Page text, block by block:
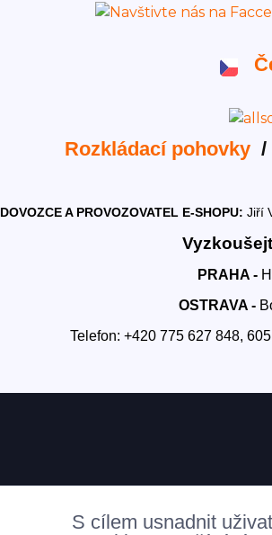
Rozkládací pohovky /
DOVOZCE A PROVOZOVATEL E-SHOPU: Jiří
PRAHA -
OSTRAVA -
Telefon: +420 775 627 848,
S cílem usnadnit